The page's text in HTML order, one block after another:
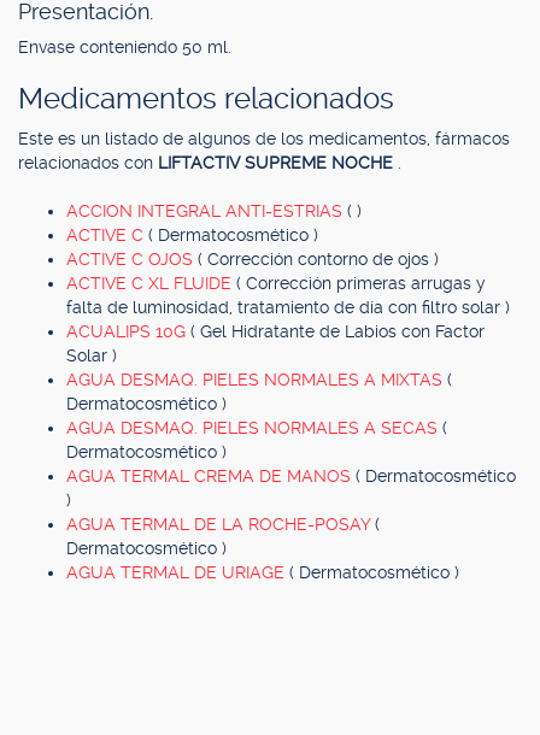
Presentación.
Envase conteniendo 50 ml.
Medicamentos relacionados
Este es un listado de algunos de los medicamentos, fármacos
relacionados con LIFTACTIV SUPREME NOCHE
ACCION INTEGRAL ANTI-ESTRIAS ( )
ACTIVE C ( Dermatocosmético )
ACTIVE C OJOS ( Corrección contorno de ojos )
ACTIVE C XL FLUIDE ( Corrección primeras arrugas y
falta de luminosidad, tratamiento de día con filtro solar )
ACUALIPS 10G ( Gel Hidratante de Labios con Factor
Solar )
AGUA DESMAQ. PIELES NORMALES A MIXTAS (
Dermatocosmético )
AGUA DESMAQ. PIELES NORMALES A SECAS (
Dermatocosmético )
AGUA TERMAL CREMA DE MANOS ( Dermatocosmético
)
AGUA TERMAL DE LA ROCHE-POSAY(
Dermatocosmético )
AGUA TERMAL DE URIAGE ( Dermatocosmético )